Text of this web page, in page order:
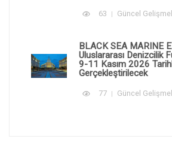
63 Güncel
BLACK SEA MARINE
Uluslararası Denizcilik
9-11 Kasım 2026
Gerçekleştirilecek
77 Güncel